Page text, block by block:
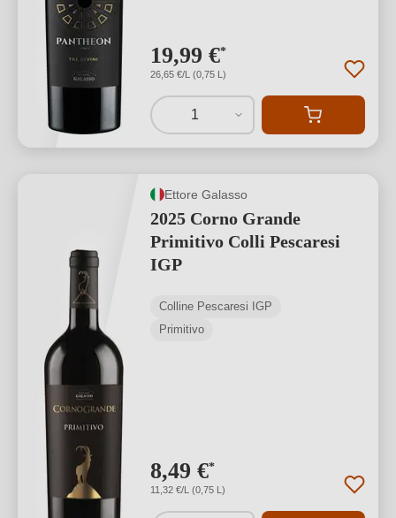
19,99 €*
26,65 €/L (0,75 L)
1
Ettore Galasso
2025 Corno Grande
Primitivo Colli Pescaresi
IGP
Colline Pescaresi IGP
Primitivo
8,49 €*
11,32 €/L (0,75 L)